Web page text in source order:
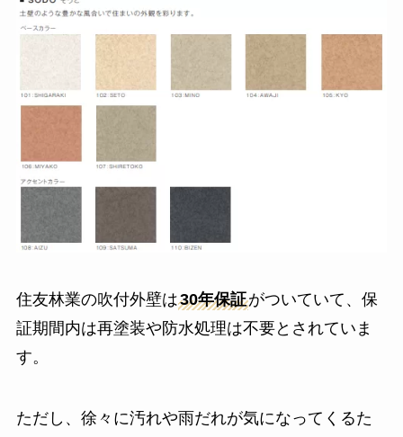
住友林業の吹付外壁は30年保証がついていて、保
証期間内は再塗装や防水処理は不要とされていま
す。
ただし、徐々に汚れや雨だれが気になってくるた